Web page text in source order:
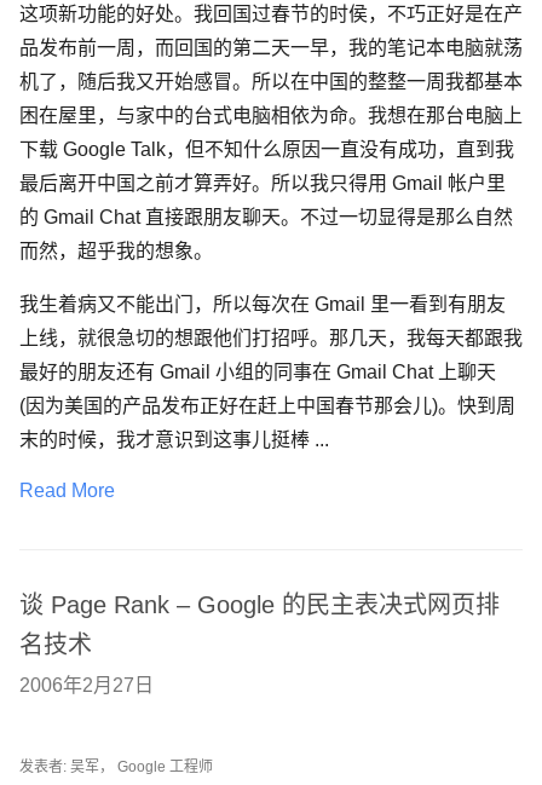
这项新功能的好处。我回国过春节的时侯，不巧正好是在产
品发布前一周，而回国的第二天一早，我的笔记本电脑就荡
机了，随后我又开始感冒。所以在中国的整整一周我都基本
困在屋里，与家中的台式电脑相依为命。我想在那台电脑上
下载 Google Talk，但不知什么原因一直没有成功，直到我
最后离开中国之前才算弄好。所以我只得用 Gmail 帐户里
的 Gmail Chat 直接跟朋友聊天。不过一切显得是那么自然
而然，超乎我的想象。
我生着病又不能出门，所以每次在 Gmail 里一看到有朋友
上线，就很急切的想跟他们打招呼。那几天，我每天都跟我
最好的朋友还有 Gmail 小组的同事在 Gmail Chat 上聊天
(因为美国的产品发布正好在赶上中国春节那会儿)。快到周
末的时候，我才意识到这事儿挺棒 ...
Read More
谈 Page Rank – Google 的民主表决式网页排
名技术
2006年2月27日
发表者: 吴军， Google 工程师